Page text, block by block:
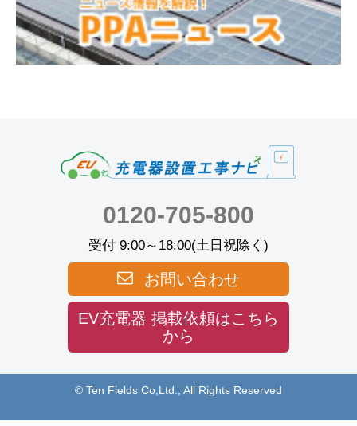
0120-705-800
受付 9:00～18:00(土日祝除く)
お問い合わせ
EV充電器 掲載依頼はこちら
から
© Ten Fields Co,Ltd., All Rights Reserved